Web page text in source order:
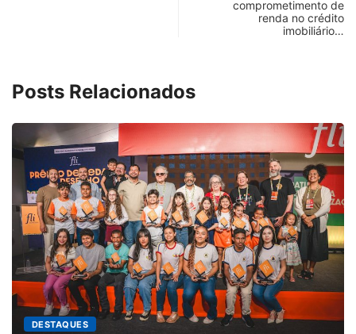
comprometimento de
renda no crédito
imobiliário…
Posts Relacionados